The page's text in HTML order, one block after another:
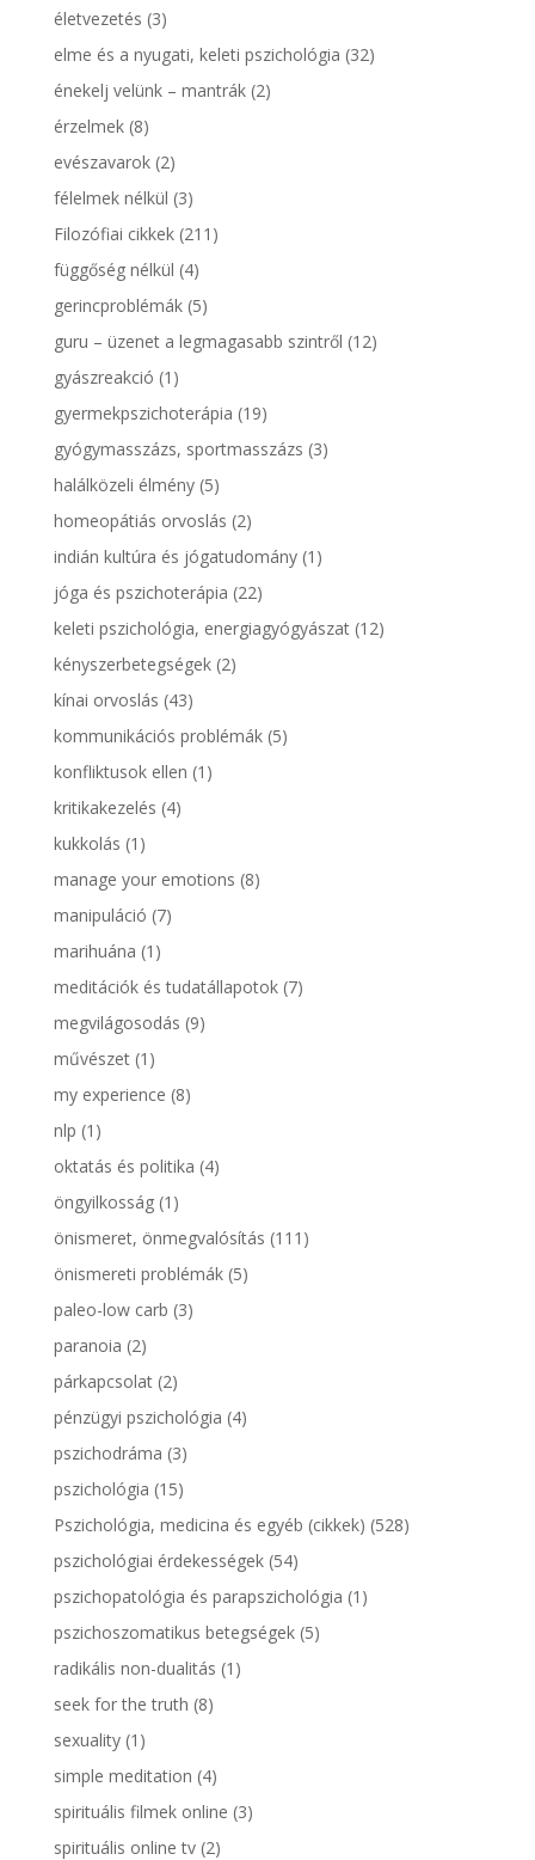
életvezetés (3)
elme és a nyugati, keleti pszichológia (32)
énekelj velünk – mantrák(2)
érzelmek(8)
evészavarok(2)
félelmek nélkül (3)
Filozófiai cikkek(211)
függőség nélkül (4)
gerincproblémák(5)
guru – üzenet a legmagasabb szintről (12)
gyászreakció (1)
gyermekpszichoterápia (19)
gyógymasszázs, sportmasszázs (3)
halálközeli élmény(5)
homeopátiás orvoslás (2)
indián kultúra és jógatudomány(1)
jóga és pszichoterápia (22)
keleti pszichológia, energiagyógyászat(12)
kényszerbetegségek(2)
kínai orvoslás (43)
kommunikációs problémák(5)
konfliktusok ellen (1)
kritikakezelés (4)
kukkolás (1)
manage your emotions (8)
manipuláció (7)
marihuána (1)
meditációk és tudatállapotok(7)
megvilágosodás (9)
művészet(1)
my experience (8)
nlp (1)
oktatás és politika (4)
öngyilkosság(1)
önismeret, önmegvalósítás (111)
önismereti problémák(5)
paleo-low carb (3)
paranoia (2)
párkapcsolat(2)
pénzügyi pszichológia (4)
pszichodráma (3)
pszichológia (15)
Pszichológia, medicina és egyéb (cikkek) (528)
pszichológiai érdekességek(54)
pszichopatológia és parapszichológia (1)
pszichoszomatikus betegségek(5)
radikális non-dualitás (1)
seek for the truth (8)
sexuality(1)
simple meditation (4)
spirituális filmek online (3)
spirituális online tv(2)